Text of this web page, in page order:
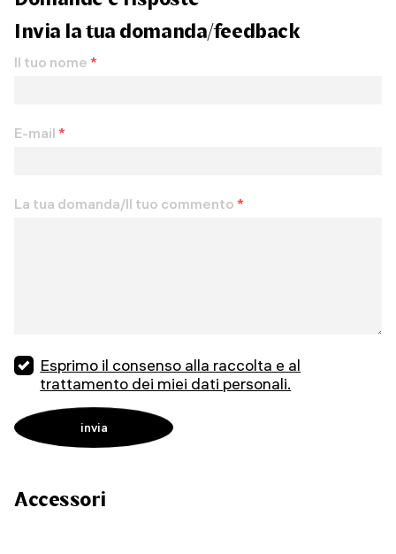
Invia la tua domanda/feedback
Il tuo nome *
E-mail *
La tua domanda/Il tuo commento *
Esprimo il consenso alla raccolta e al
trattamento dei miei dati personali.
Accessori